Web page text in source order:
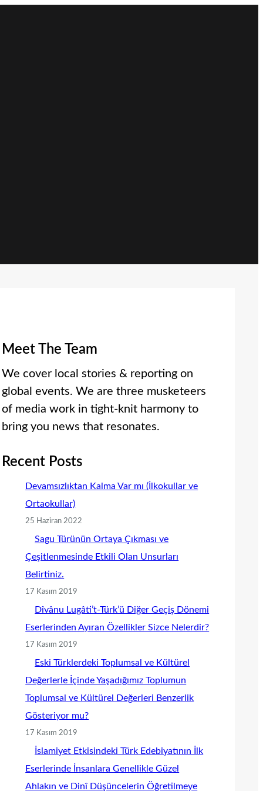
Meet The Team
We cover local stories & reporting on
global events. We are three musketeers
of media work in tight-knit harmony to
bring you news that resonates.
Recent Posts
Devamsızlıktan Kalma Var mı (İlkokullar ve
Ortaokullar)
25 Haziran 2022
Sagu Türünün Ortaya Çıkması ve
Çeşitlenmesinde Etkili Olan Unsurları
Belirtiniz.
17 Kasım 2019
Dîvânu Lugâti’t-Türk’ü Diğer Geçiş Dönemi
Eserlerinden Ayıran Özellikler Sizce Nelerdir?
17 Kasım 2019
Eski Türklerdeki Toplumsal ve Kültürel
Değerlerle İçinde Yaşadığımız Toplumun
Toplumsal ve Kültürel Değerleri Benzerlik
Gösteriyor mu?
17 Kasım 2019
İslamiyet Etkisindeki Türk Edebiyatının İlk
Eserlerinde İnsanlara Genellikle Güzel
Ahlakın ve Dinî Düşüncelerin Öğretilmeye